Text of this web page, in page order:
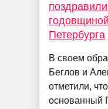
Петербурга
В своем
Беглов и
отметили,
основанный